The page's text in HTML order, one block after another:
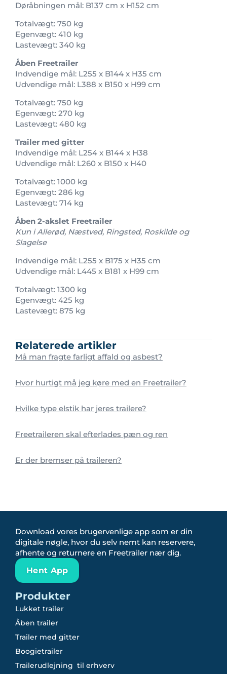
Døråbningen mål: B137 cm x H152 cm
Totalvægt: 750 kg
Egenvægt: 410 kg
Lastevægt: 340 kg
Åben Freetrailer
Indvendige mål: L255 x B144 x H35 cm
Udvendige mål: L388 x B150 x H99 cm
Totalvægt: 750 kg
Egenvægt: 270 kg
Lastevægt: 480 kg
Trailer med gitter
Indvendige mål: L254 x B144 x H38
Udvendige mål: L260 x B150 x H40
Totalvægt: 1000 kg
Egenvægt: 286 kg
Lastevægt: 714 kg
Åben 2-akslet Freetrailer
Kun i Allerød, Næstved, Ringsted, Roskilde og
Slagelse
Indvendige mål: L255 x B175 x H35 cm
Udvendige mål: L445 x B181 x H99 cm
Totalvægt: 1300 kg
Egenvægt: 425 kg
Lastevægt: 875 kg
Relaterede artikler
Må man fragte farligt affald og asbest?
Hvor hurtigt må jeg køre med en Freetrailer?
Hvilke type elstik har jeres trailere?
Freetraileren skal efterlades pæn og ren
Er der bremser på traileren?
Download vores brugervenlige app som er din
digitale nøgle, hvor du selv nemt kan reservere,
afhente og returnere en Freetrailer nær dig.
Hent App
Produkter
Lukket trailer
Åben trailer
Trailer med gitter
Boogietrailer
Trailerudlejning til erhverv